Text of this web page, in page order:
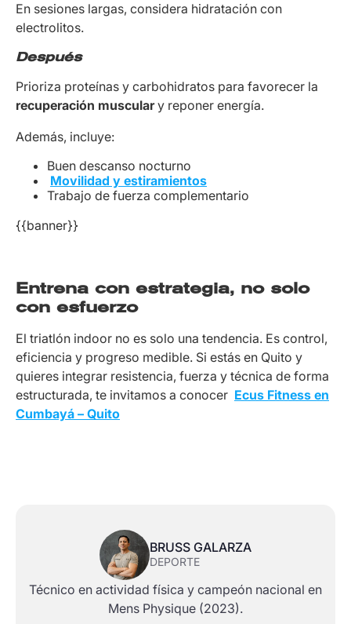
En sesiones largas, considera hidratación con
electrolitos.
Después
Prioriza proteínas y carbohidratos para favorecer la
recuperación musculary reponer energía.
Además, incluye:
Buen descanso nocturno
Movilidad y estiramientos
Trabajo de fuerza complementario
{{banner}}
Entrena con estrategia, no solo
con esfuerzo
El triatlón indoor no es solo una tendencia. Es control,
eficiencia y progreso medible. Si estás en Quito y
quieres integrar resistencia, fuerza y técnica de forma
estructurada, te invitamos a conocer Ecus Fitness en
Cumbayá – Quito
BRUSS GALARZA
DEPORTE
Técnico en actividad física y campeón nacional en
Mens Physique (2023).